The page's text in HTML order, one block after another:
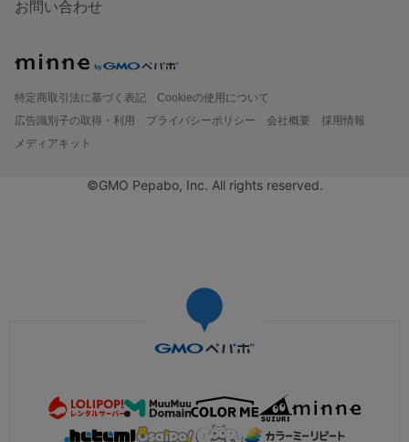
お問い合わせ
特定商取引法に基づく表記
Cookieの使用について
広告識別子の取得・利用
プライバシーポリシー 会社概要
採用情報
メディアキット
©GMO Pepabo, Inc. All rights reserved.